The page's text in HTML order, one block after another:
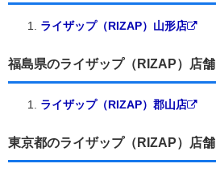
ライザップ（RIZAP）山形店
福島県のライザップ（RIZAP）店舗
ライザップ（RIZAP）郡山店
東京都のライザップ（RIZAP）店舗